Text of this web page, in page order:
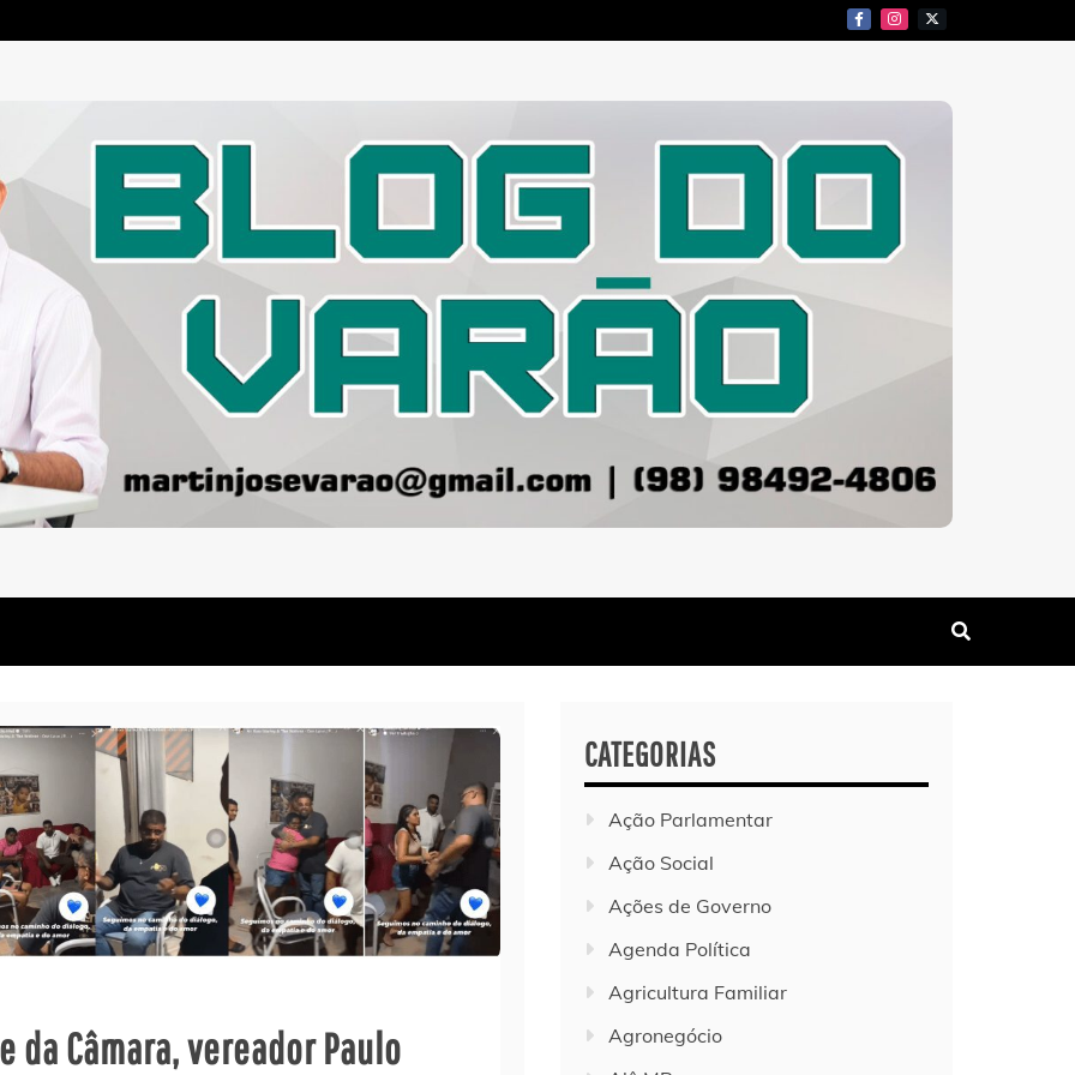
da Câmara, vereador Paulo
CATEGORIAS
Ação Parlamentar
Ação Social
Ações de Governo
Agenda Política
Agricultura Familiar
Agronegócio